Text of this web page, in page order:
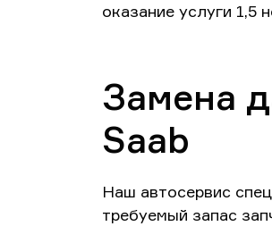
оказание услуги 1,5
Замена
Saab
Наш автосервис
требуемый запас